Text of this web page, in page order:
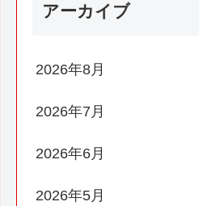
アーカイブ
2026年8月
2026年7月
2026年6月
2026年5月